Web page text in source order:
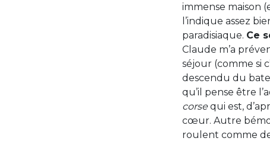
immense maison
l’indique assez
paradisiaque. Ce
Claude m’a
séjour (comme si
descendu du
qu’il pense être
corsequi est,
cœur. Autre bémol
roulent comme